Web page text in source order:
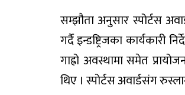
सम्झौता अनुसार स्पोर्टस
गर्दै इन्डष्ट्रिजका
गाह्रो अवस्थामा समेत
थिए । स्पोर्टस अवार्डसंग